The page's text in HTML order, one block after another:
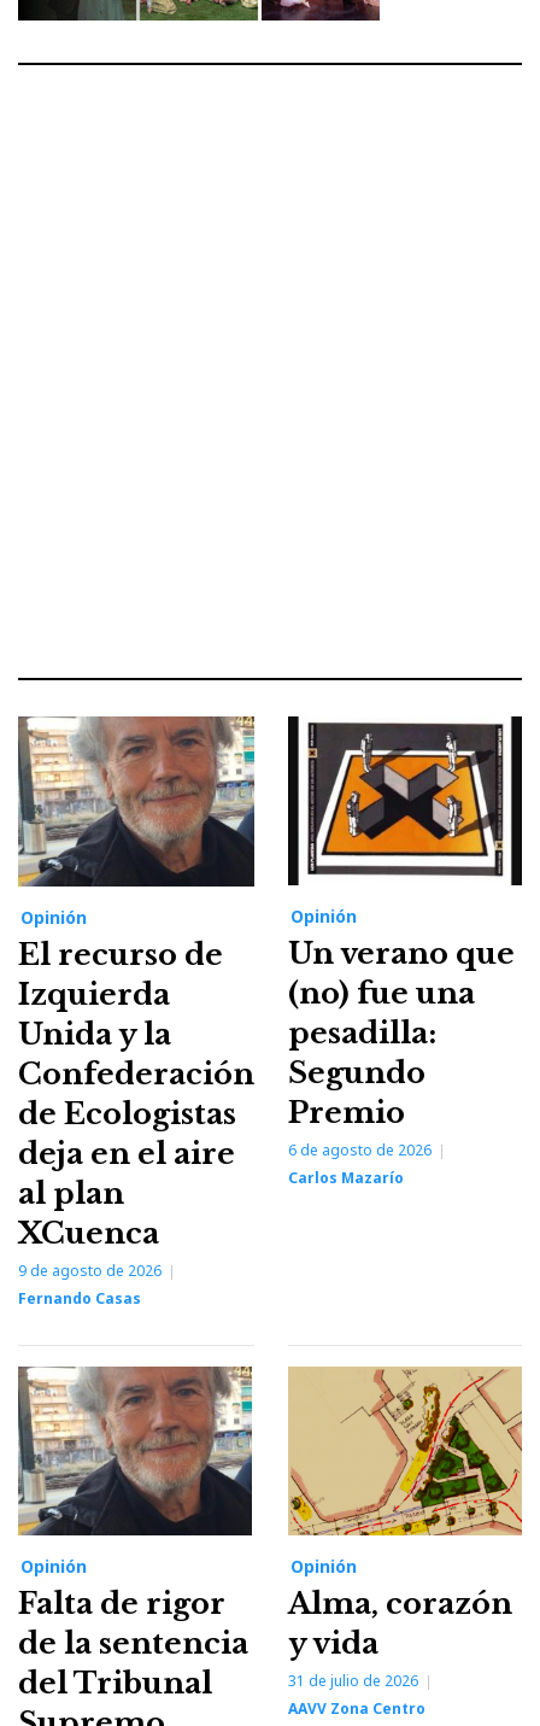
Opinión
El recurso de
Izquierda
Unida y la
Confederación
de Ecologistas
deja en el aire
al plan
XCuenca
9 de agosto de 2026
Fernando Casas
Opinión
Un verano que
(no) fue una
pesadilla:
Segundo
Premio
6 de agosto de 2026
Carlos Mazarío
Opinión
Falta de rigor
de la sentencia
del Tribunal
Opinión
Alma, corazón
y vida
31 de julio de 2026
AAVV Zona Centro